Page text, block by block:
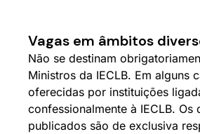
Vagas em âmbitos
Não se destinam
Ministros da IECLB. Em alguns
oferecidas por instituições
confessionalmente à IECLB. Os
publicados são de exclusiva